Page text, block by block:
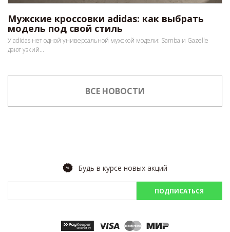
Мужские кроссовки adidas: как выбрать
модель под свой стиль
У adidas нет одной универсальной мужской модели: Samba и Gazelle
дают узкий...
ВСЕ НОВОСТИ
Будь в курсе новых акций
ПОДПИСАТЬСЯ